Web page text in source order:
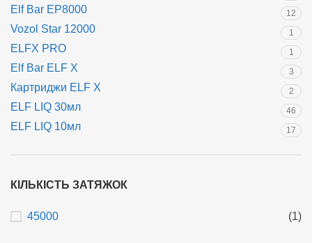
Elf Bar EP8000 12
Vozol Star 12000 1
ELFX PRO 1
Elf Bar ELF X 3
Картриджи ELF X 2
ELF LIQ 30мл 46
ELF LIQ 10мл 17
КІЛЬКІСТЬ ЗАТЯЖОК
45000 (1)